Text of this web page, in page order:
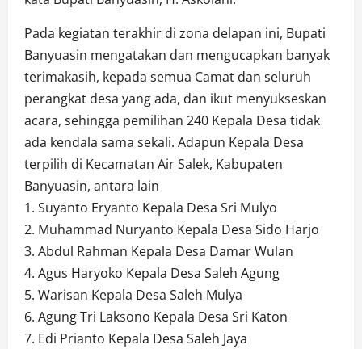
Pada kegiatan terakhir di zona delapan ini, Bupati
Banyuasin mengatakan dan mengucapkan banyak
terimakasih, kepada semua Camat dan seluruh
perangkat desa yang ada, dan ikut menyukseskan
acara, sehingga pemilihan 240 Kepala Desa tidak
ada kendala sama sekali. Adapun Kepala Desa
terpilih di Kecamatan Air Salek, Kabupaten
Banyuasin, antara lain
1. Suyanto Eryanto Kepala Desa Sri Mulyo
2. Muhammad Nuryanto Kepala Desa Sido Harjo
3. Abdul Rahman Kepala Desa Damar Wulan
4. Agus Haryoko Kepala Desa Saleh Agung
5. Warisan Kepala Desa Saleh Mulya
6. Agung Tri Laksono Kepala Desa Sri Katon
7. Edi Prianto Kepala Desa Saleh Jaya